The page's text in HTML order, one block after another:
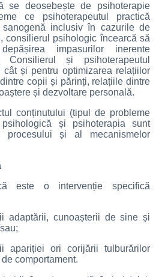
se deosebește de psihoterapie
ce psihoterapeutul practică
sanogenă inclusiv în cazurile de
consilierul psihologic încearcă să
impasurilor inerente
Consilierul și psihoterapeutul
cât și pentru optimizarea relațiilor
copii și părinți, relațiile dintre
și dezvoltare personală.
conținutului (tipul de probleme
și psihoterapia sunt
procesului și al mecanismelor
este o intervenție specifică
adaptării, cunoașterii de sine și
apariției ori corijării tulburărilor
comportament.